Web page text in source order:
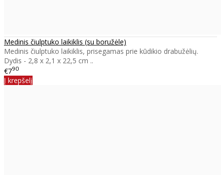
Medinis čiulptuko laikiklis (su boružėle)
Medinis čiulptuko laikiklis, prisegamas prie kūdikio drabužėlių.
Dydis - 2,8 x 2,1 x 22,5 cm ..
€790
Į krepšelį